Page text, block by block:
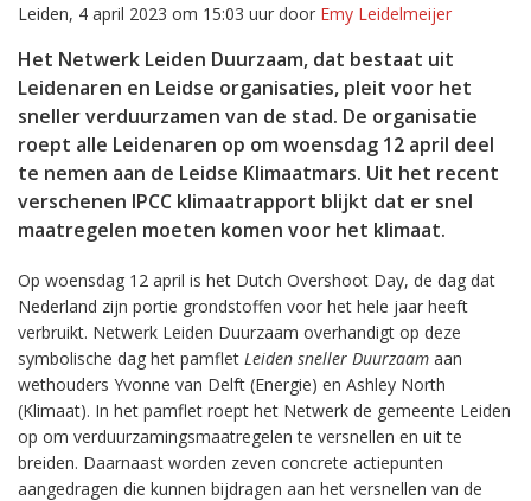
Leiden, 4 april 2023 om 15:03 uur door Emy Leidelmeijer
Het Netwerk Leiden Duurzaam, dat bestaat uit
Leidenaren en Leidse organisaties, pleit voor het
sneller verduurzamen van de stad. De organisatie
roept alle Leidenaren op om woensdag 12 april deel
te nemen aan de Leidse Klimaatmars. Uit het recent
verschenen IPCC klimaatrapport blijkt dat er snel
maatregelen moeten komen voor het klimaat.
Op woensdag 12 april is het Dutch Overshoot Day, de dag dat
Nederland zijn portie grondstoffen voor het hele jaar heeft
verbruikt. Netwerk Leiden Duurzaam overhandigt op deze
symbolische dag het pamflet Leiden sneller Duurzaam aan
wethouders Yvonne van Delft (Energie) en Ashley North
(Klimaat). In het pamflet roept het Netwerk de gemeente Leiden
op om verduurzamingsmaatregelen te versnellen en uit te
breiden. Daarnaast worden zeven concrete actiepunten
aangedragen die kunnen bijdragen aan het versnellen van de